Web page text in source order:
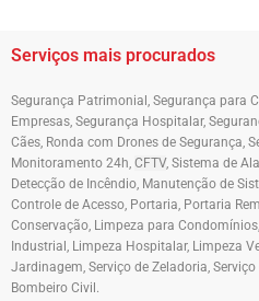
Serviços mais procurados
Segurança Patrimonial Segurança para
Empresas Segurança Hospitalar,
Cães Ronda com Drones de Segurança,
Monitoramento 24h CFTV, Sistema de
Detecção de Incêndio Manutenção de
Controle de Acesso Portaria Portaria
Conservação Limpeza para Condomínios
Industrial Limpeza Hospitalar, Limpeza
Jardinagem Serviço de Zeladoria
Bombeiro Civil.